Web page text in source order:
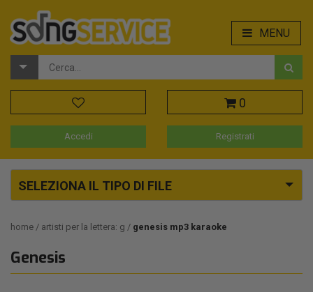
MENU
0
Accedi Registrati
SELEZIONA IL TIPO DI FILE
home artisti per la lettera: g genesis mp3 karaoke
Genesis